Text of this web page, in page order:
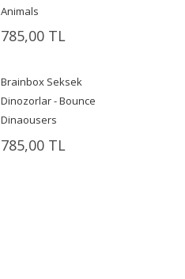
Animals
785,00 TL
Brainbox Seksek
Dinozorlar - Bounce
Dinaousers
785,00 TL